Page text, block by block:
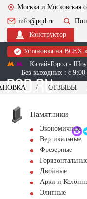
Москва и Московская
info@pqd.ru
Конструктор
Установка на ВСЕХ
Китай-Город -
Без выходных : с 9:00
+7 (495) 518-
Обратный звонок
ОТЗЫВЫ
Памятники
Экономичные
Вертикальные
Фрезерные
Горизонтальные
Двойные
Арки и
Элитные